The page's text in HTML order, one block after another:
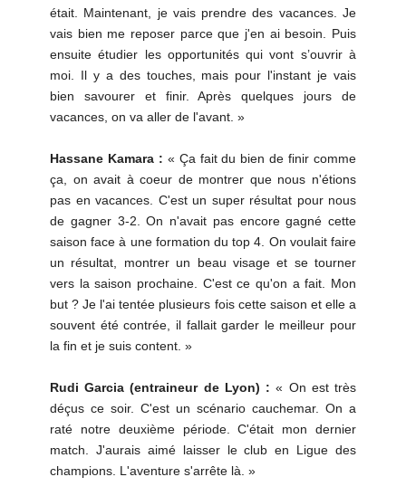
était. Maintenant, je vais prendre des vacances. Je
vais bien me reposer parce que j'en ai besoin. Puis
ensuite étudier les opportunités qui vont s’ouvrir à
moi. Il y a des touches, mais pour l'instant je vais
bien savourer et finir. Après quelques jours de
vacances, on va aller de l'avant. »
Hassane Kamara : « Ça fait du bien de finir comme
ça, on avait à coeur de montrer que nous n'étions
pas en vacances. C'est un super résultat pour nous
de gagner 3-2. On n'avait pas encore gagné cette
saison face à une formation du top 4. On voulait faire
un résultat, montrer un beau visage et se tourner
vers la saison prochaine. C'est ce qu'on a fait. Mon
but ? Je l'ai tentée plusieurs fois cette saison et elle a
souvent été contrée, il fallait garder le meilleur pour
la fin et je suis content. »
Rudi Garcia (entraineur de Lyon) : « On est très
déçus ce soir. C'est un scénario cauchemar. On a
raté notre deuxième période. C'était mon dernier
match. J'aurais aimé laisser le club en Ligue des
champions. L'aventure s'arrête là. »